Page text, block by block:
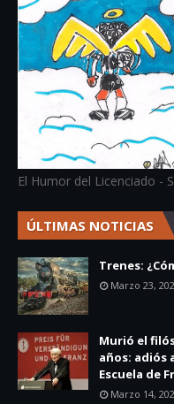
El Humor del Licenciado -
ÚLTIMAS NOTICIAS
Trenes:
Marzo 23,
Murió el
años: adiós
Escuela de
Marzo 14,